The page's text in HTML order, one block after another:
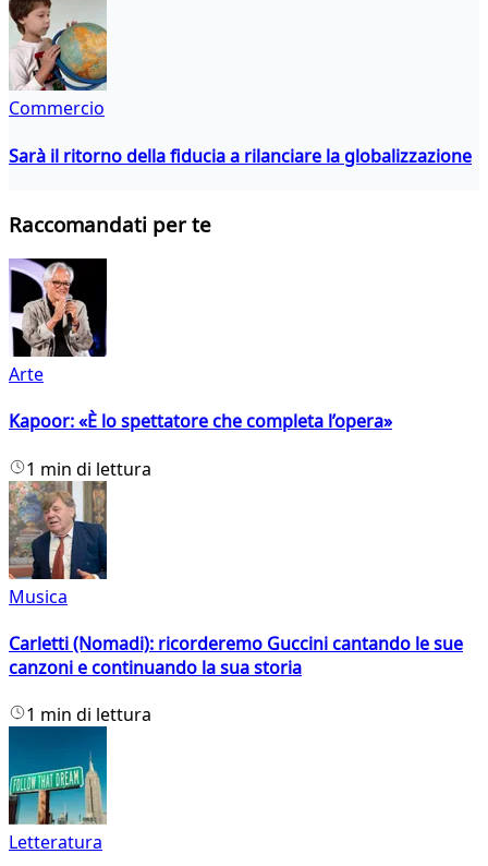
Commercio
Sarà il ritorno della fiducia a rilanciare la globalizzazione
Raccomandati per te
Arte
Kapoor: «È lo spettatore che completa l’opera»
1 min di lettura
Musica
Carletti (Nomadi): ricorderemo Guccini cantando le sue
canzoni e continuando la sua storia
1 min di lettura
Letteratura